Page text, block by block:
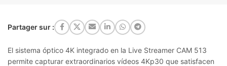
Partager sur :
El sistema óptico 4K integrado en la Live Streamer CAM 513
permite capturar extraordinarios vídeos 4Kp30 que satisfacen